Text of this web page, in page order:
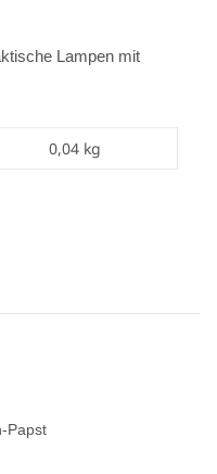
Lampen mit
0,04 kg
Papst